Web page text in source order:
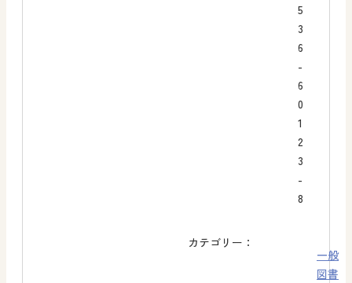
5
3
6
-
6
0
1
2
3
-
8
カテゴリー：
一般
図書